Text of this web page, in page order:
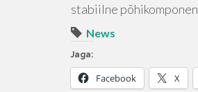
stabiilne
News
Jaga:
Facebook X